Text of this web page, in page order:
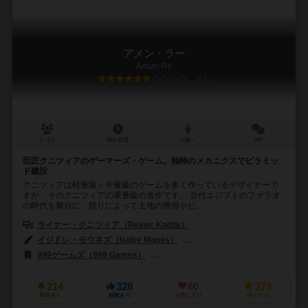
アメン・ラー
Amun-Re
6.5
巨匠クニツィアのゲーマーズ・ゲーム。独特のメカニクスでピラミッ
ド建設
クニツィアは軽量級～中量級のゲームを多く作っているデザイナーで
すが、そのクニツィアの重量級の名作です。 古代エジプトのファラオ
の時代を舞台に、競りによって土地の獲得やピ...
ライナー・クニツィア（Reiner Knizia）
イジドレ・モウネズ（Isidre Monés）
999ゲームズ（999 Games）
214
興味あり
328
経験あり
60
お気に入り
273
持ってる